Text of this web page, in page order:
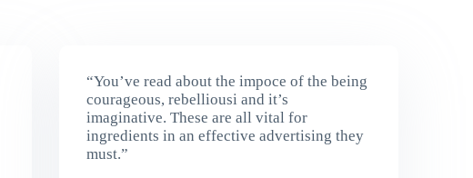
“You’ve read about the impoce of the being
courageous, rebelliousi and it’s
imaginative. These are all vital for
ingredients in an effective advertising they
must.”